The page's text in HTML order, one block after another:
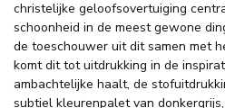
christelijke geloofsovertuiging
schoonheid in de meest gewone
de toeschouwer uit dit samen met
komt dit tot uitdrukking in de
ambachtelijke haalt, de
subtiel kleurenpalet van